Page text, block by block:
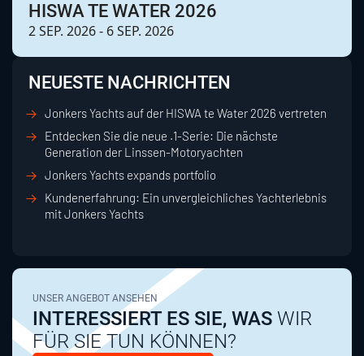
HISWA TE WATER 2026
2 SEP. 2026 - 6 SEP. 2026
NEUESTE NACHRICHTEN
Jonkers Yachts auf der HISWA te Water 2026 vertreten
Entdecken Sie die neue .1-Serie: Die nächste
Generation der Linssen-Motoryachten
Jonkers Yachts expands portfolio
Kundenerfahrung: Ein unvergleichliches Yachterlebnis
mit Jonkers Yachts
UNSER ANGEBOT ANSEHEN
INTERESSIERT ES SIE, WAS WIR
FÜR SIE TUN KÖNNEN?